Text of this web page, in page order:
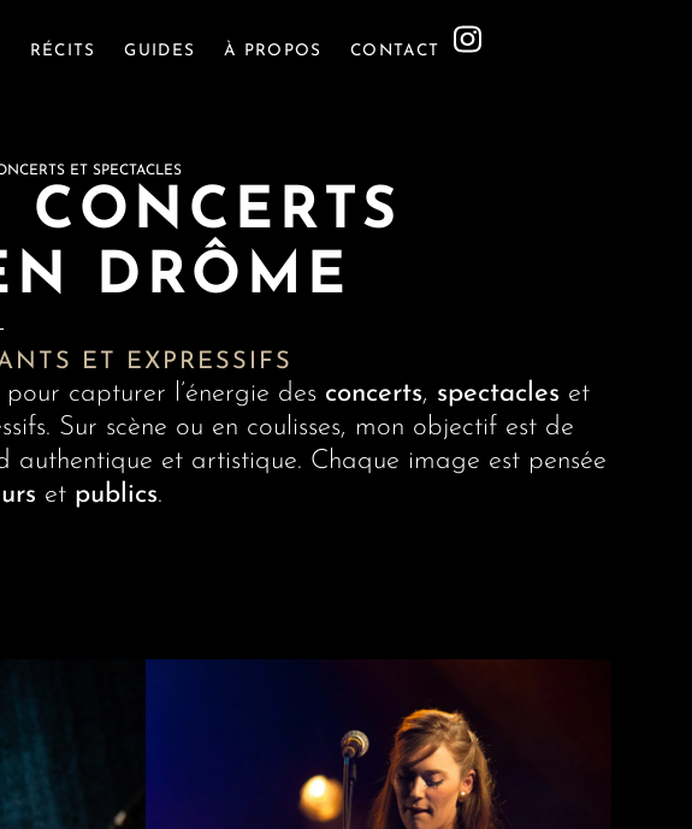
RÉCITS GUIDES À PROPOS CONTACT
ET SPECTACLES
DRÔME
ET EXPRESSIFS
pour capturer l’énergie des concerts, spectacles et
Sur scène ou en coulisses, mon objectif est de
et artistique. Chaque image est pensée
et publics.